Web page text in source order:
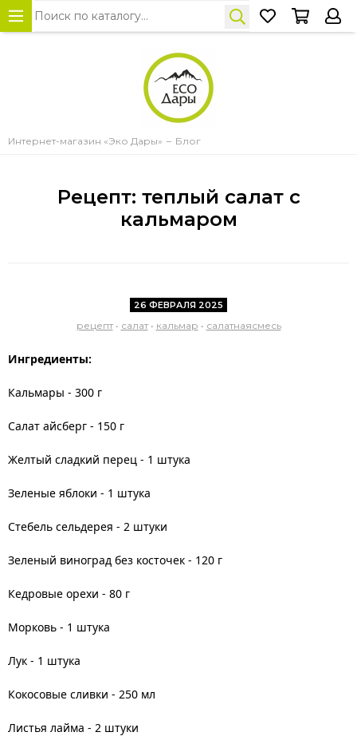
Интернет-магазин «Эко Дары» Блог
Рецепт: теплый салат с
кальмаром
26 ФЕВРАЛЯ 2025
рецепт• салат• кальмар • салатнаясмесь
Ингредиенты:
Кальмары - 300 г
Салат айсберг - 150 г
Желтый сладкий перец - 1 штука
Зеленые яблоки - 1 штука
Стебель сельдерея - 2 штуки
Зеленый виноград без косточек - 120 г
Кедровые орехи - 80 г
Морковь - 1 штука
Лук - 1 штука
Кокосовые сливки - 250 мл
Листья лайма - 2 штуки